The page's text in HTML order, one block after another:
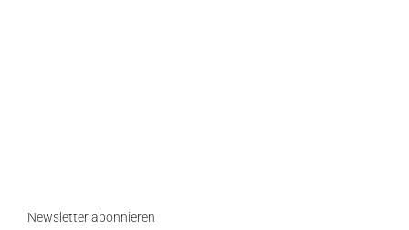
Newsletter abonnieren